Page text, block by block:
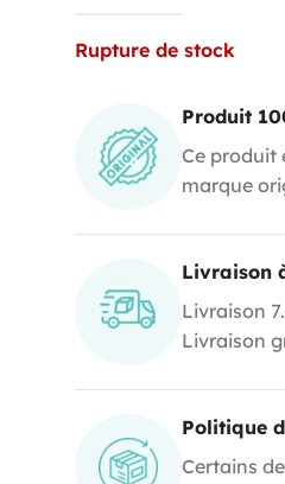
Rupture de stock
Produit
Ce produit
marque
Livraison
Livraison
Livraison
Politique
Certains